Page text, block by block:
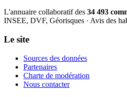
L'annuaire collaboratif des 34 493
INSEE, DVF, Géorisques · Avis des
Le site
Sources des données
Partenaires
Charte de modération
Nous contacter